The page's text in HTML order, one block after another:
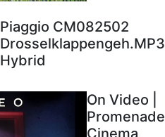
Piaggio CM082502
Drosselklappengeh.MP3
Hybrid
On Video |
Promenade
Cinema